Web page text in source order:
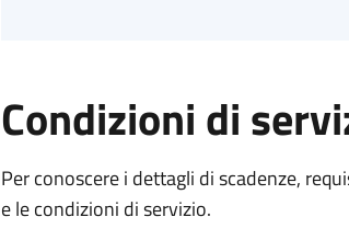
Condizioni di
Per conoscere i dettagli di scadenze,
e le condizioni di servizio.